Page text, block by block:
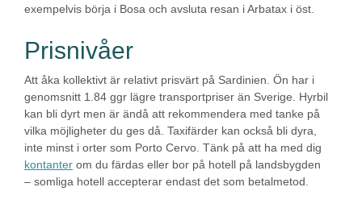
exempelvis börja i Bosa och avsluta resan i Arbatax i öst.
Prisnivåer
Att åka kollektivt är relativt prisvärt på Sardinien. Ön har i
genomsnitt 1.84 ggr lägre transportpriser än Sverige. Hyrbil
kan bli dyrt men är ändå att rekommendera med tanke på
vilka möjligheter du ges då. Taxifärder kan också bli dyra,
inte minst i orter som Porto Cervo. Tänk på att ha med dig
kontanter om du färdas eller bor på hotell på landsbygden
– somliga hotell accepterar endast det som betalmetod.